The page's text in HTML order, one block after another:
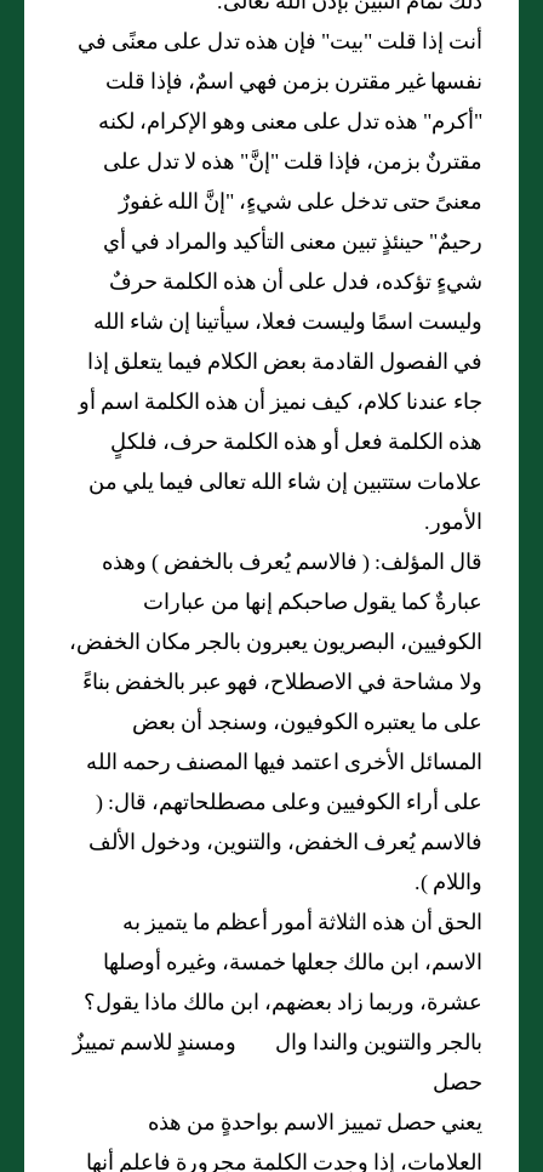
أنت إذا قلت "بيت" فإن هذه تدل على معنًى في
نفسها غير مقترن بزمن فهي اسمٌ، فإذا قلت
"أكرم" هذه تدل على معنى وهو الإكرام، لكنه
مقترنٌ بزمن، فإذا قلت "إنَّ" هذه لا تدل على
معنىً حتى تدخل على شيءٍ، "إنَّ الله غفورٌ
رحيمٌ" حينئذٍ تبين معنى التأكيد والمراد في أي
شيءٍ تؤكده، فدل على أن هذه الكلمة حرفٌ
وليست اسمًا وليست فعلا، سيأتينا إن شاء الله
في الفصول القادمة بعض الكلام فيما يتعلق إذا
جاء عندنا كلام، كيف نميز أن هذه الكلمة اسم أو
هذه الكلمة فعل أو هذه الكلمة حرف، فلكلٍ
علامات ستتبين إن شاء الله تعالى فيما يلي من
الأمور.
قال المؤلف: ( فالاسم يُعرف بالخفض ) وهذه
عبارةٌ كما يقول صاحبكم إنها من عبارات
الكوفيين، البصريون يعبرون بالجر مكان الخفض،
ولا مشاحة في الاصطلاح، فهو عبر بالخفض بناءً
على ما يعتبره الكوفيون، وسنجد أن بعض
المسائل الأخرى اعتمد فيها المصنف رحمه الله
على أراء الكوفيين وعلى مصطلحاتهم، قال: (
فالاسم يُعرف الخفض، والتنوين، ودخول الألف
واللام ).
الحق أن هذه الثلاثة أمور أعظم ما يتميز به
الاسم، ابن مالك جعلها خمسة، وغيره أوصلها
عشرة، وربما زاد بعضهم، ابن مالك ماذا يقول؟
بالجر والتنوين والندا وال ومسندٍ للاسم تمييزٌ
حصل
يعني حصل تمييز الاسم بواحدةٍ من هذه